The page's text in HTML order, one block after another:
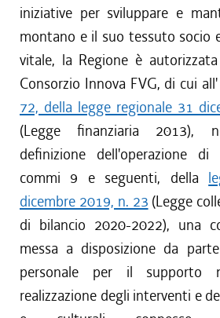
iniziative per sviluppare e
montano e il suo tessuto socio
vitale, la Regione è
Consorzio Innova FVG, di cui all'
72, della legge regionale 31
(Legge finanziaria 2013),
definizione dell'operazione
commi 9 e seguenti, della
dicembre 2019, n. 23 (Legge
di bilancio 2020-2022), una
messa a disposizione da
personale per il supporto
realizzazione degli interventi e